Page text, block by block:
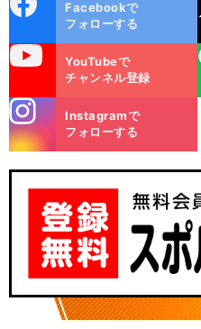
ok
Facebookで
フォローする
YouTubeで
チャンネル登録
LINE
m
Instagramで
フォローする